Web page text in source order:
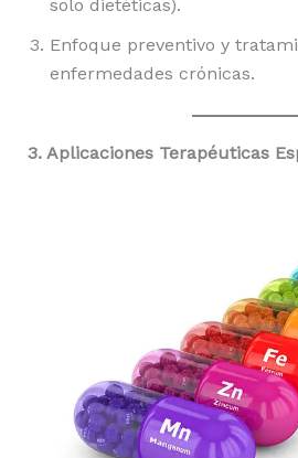
solo dietéticas).
Enfoque preventivo y
enfermedades crónicas.
3. Aplicaciones Terapéuticas